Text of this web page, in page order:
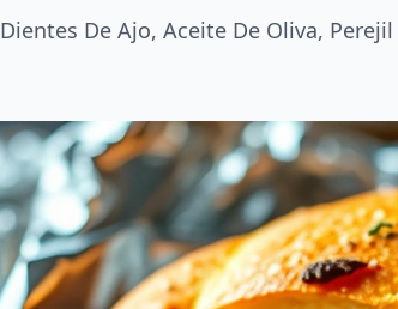
Dientes De Ajo, Aceite De Oliva,